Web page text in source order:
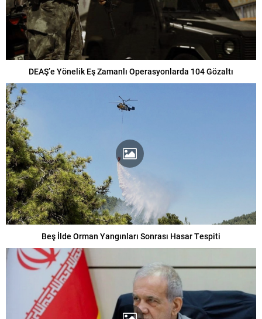
DEAŞ’e Yönelik Eş Zamanlı Operasyonlarda 104 Gözaltı
Beş İlde Orman Yangınları Sonrası Hasar Tespiti